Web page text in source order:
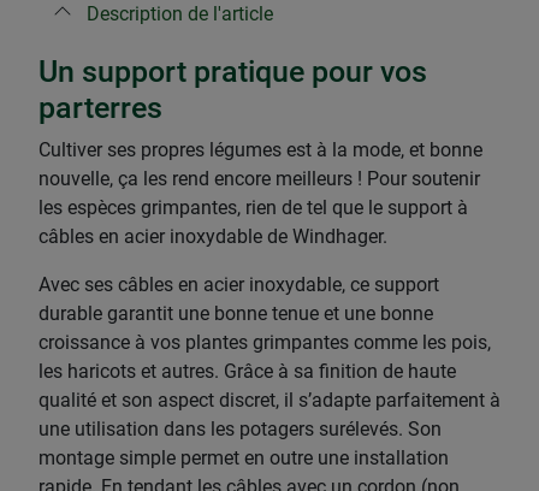
Description de l'article
Un support pratique pour vos
parterres
Cultiver ses propres légumes est à la mode, et bonne
nouvelle, ça les rend encore meilleurs ! Pour soutenir
les espèces grimpantes, rien de tel que le support à
câbles en acier inoxydable de Windhager.
Avec ses câbles en acier inoxydable, ce support
durable garantit une bonne tenue et une bonne
croissance à vos plantes grimpantes comme les pois,
les haricots et autres. Grâce à sa finition de haute
qualité et son aspect discret, il s’adapte parfaitement à
une utilisation dans les potagers surélevés. Son
montage simple permet en outre une installation